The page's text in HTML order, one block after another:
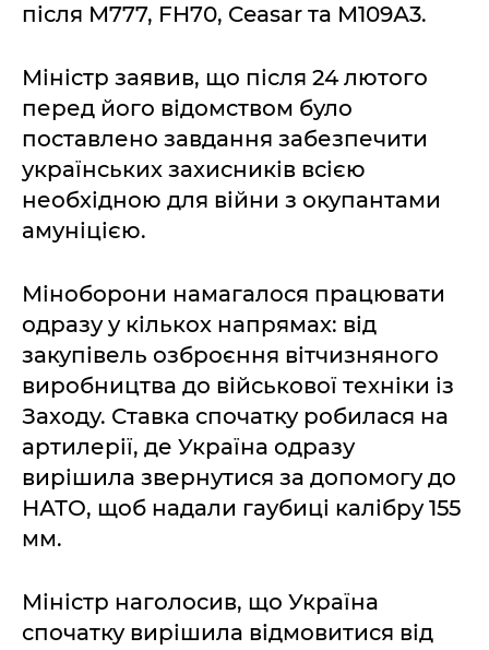
після М777, FH70, Ceasar та М109А3.
Міністр заявив, що після 24 лютого
перед його відомством було
поставлено завдання забезпечити
українських захисників всією
необхідною для війни з окупантами
амуніцією.
Міноборони намагалося працювати
одразу у кількох напрямах: від
закупівель озброєння вітчизняного
виробництва до військової техніки із
Заходу. Ставка спочатку робилася на
артилерії, де Україна одразу
вирішила звернутися за допомогу до
НАТО, щоб надали гаубиці калібру 155
мм.
Міністр наголосив, що Україна
спочатку вирішила відмовитися від